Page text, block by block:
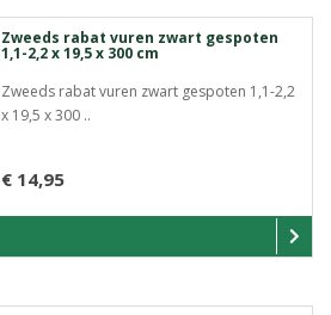
Zweeds rabat vuren zwart gespoten
1,1-2,2 x 19,5 x 300 cm
Zweeds rabat vuren zwart gespoten 1,1-2,2
x 19,5 x 300 ..
€ 14,95